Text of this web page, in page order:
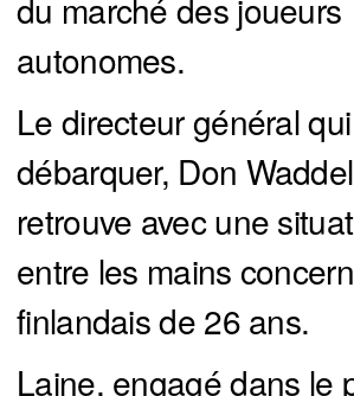
autonomes.
Le directeur général
débarquer, Don
retrouve avec une
entre les mains
finlandais de 26 ans.
Laine, engagé dans le